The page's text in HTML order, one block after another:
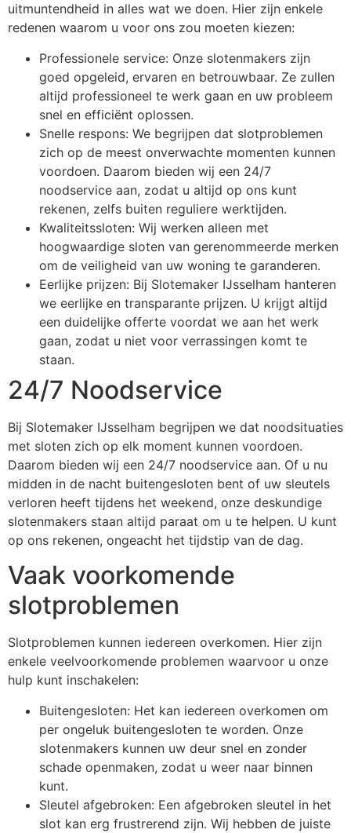
uitmuntendheid in alles wat we doen. Hier zijn enkele
redenen waarom u voor ons zou moeten kiezen:
Professionele service: Onze slotenmakers zijn
goed opgeleid, ervaren en betrouwbaar. Ze zullen
altijd professioneel te werk gaan en uw probleem
snel en efficiënt oplossen.
Snelle respons: We begrijpen dat slotproblemen
zich op de meest onverwachte momenten kunnen
voordoen. Daarom bieden wij een 24/7
noodservice aan, zodat u altijd op ons kunt
rekenen, zelfs buiten reguliere werktijden.
Kwaliteitssloten: Wij werken alleen met
hoogwaardige sloten van gerenommeerde merken
om de veiligheid van uw woning te garanderen.
Eerlijke prijzen: Bij Slotemaker IJsselham hanteren
we eerlijke en transparante prijzen. U krijgt altijd
een duidelijke offerte voordat we aan het werk
gaan, zodat u niet voor verrassingen komt te
staan.
24/7 Noodservice
Bij Slotemaker IJsselham begrijpen we dat noodsituaties
met sloten zich op elk moment kunnen voordoen.
Daarom bieden wij een 24/7 noodservice aan. Of u nu
midden in de nacht buitengesloten bent of uw sleutels
verloren heeft tijdens het weekend, onze deskundige
slotenmakers staan altijd paraat om u te helpen. U kunt
op ons rekenen, ongeacht het tijdstip van de dag.
Vaak voorkomende
slotproblemen
Slotproblemen kunnen iedereen overkomen. Hier zijn
enkele veelvoorkomende problemen waarvoor u onze
hulp kunt inschakelen:
Buitengesloten: Het kan iedereen overkomen om
per ongeluk buitengesloten te worden. Onze
slotenmakers kunnen uw deur snel en zonder
schade openmaken, zodat u weer naar binnen
kunt.
Sleutel afgebroken: Een afgebroken sleutel in het
slot kan erg frustrerend zijn. Wij hebben de juiste